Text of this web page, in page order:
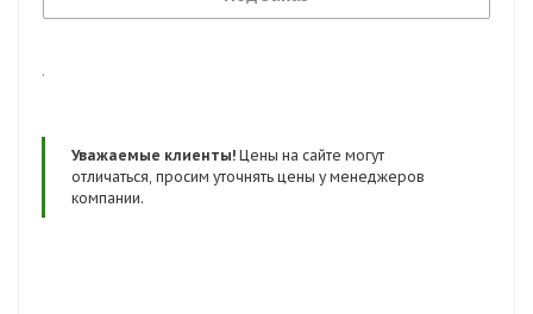
.
Уважаемые клиенты! Цены на сайте могут
отличаться, просим уточнять цены у менеджеров
компании.